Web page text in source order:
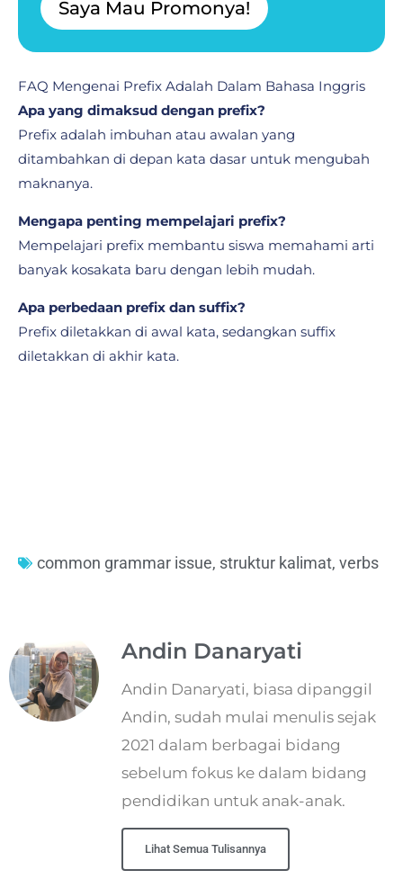
Saya Mau Promonya!
FAQ Mengenai Prefix Adalah Dalam Bahasa Inggris
Apa yang dimaksud dengan prefix?
Prefix adalah imbuhan atau awalan yang
ditambahkan di depan kata dasar untuk mengubah
maknanya.
Mengapa penting mempelajari prefix?
Mempelajari prefix membantu siswa memahami arti
banyak kosakata baru dengan lebih mudah.
Apa perbedaan prefix dan suffix?
Prefix diletakkan di awal kata, sedangkan suffix
diletakkan di akhir kata.
common grammar issue, struktur kalimat, verbs
Andin Danaryati
Andin Danaryati, biasa dipanggil
Andin, sudah mulai menulis sejak
2021 dalam berbagai bidang
sebelum fokus ke dalam bidang
pendidikan untuk anak-anak.
Lihat Semua Tulisannya